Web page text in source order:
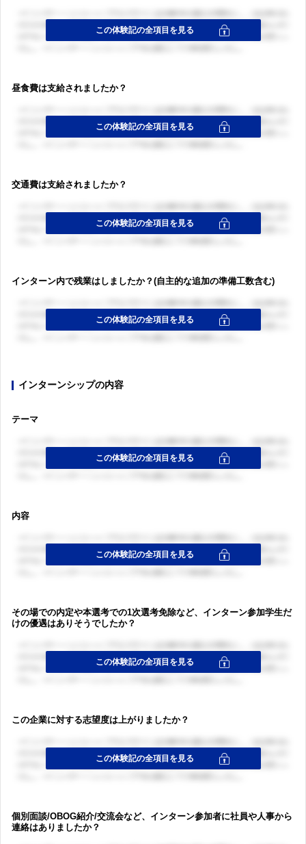
昼食費は支給されましたか？
交通費は支給されましたか？
インターン内で残業はしましたか？(自主的な追加の準備工数含む)
インターンシップの内容
テーマ
内容
その場での内定や本選考での1次選考免除など、インターン参加学生だ
けの優遇はありそうでしたか？
この企業に対する志望度は上がりましたか？
個別面談/OBOG紹介/交流会など、インターン参加者に社員や人事から
連絡はありましたか？
ログイン・会員登録